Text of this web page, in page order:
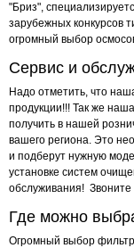
"Бриз",
зарубежных конкурсов
огромный выбор
Сервис и
Надо отметить, что
продукции!!! Так же
получить в нашей
вашего региона. Это
и подберут нужную
установке систем
обслуживания!
Где можно
Огромный выбор